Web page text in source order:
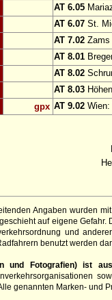
AT 6.05
AT 6.07 St.
AT 7.02 Zams
AT 8.01
AT 8.02
AT 8.03
gpx AT 9.02 Wien:
Angaben wurden
auf eigene
und
benutzt werden
und Fotografien) ist
genannten Marken- und